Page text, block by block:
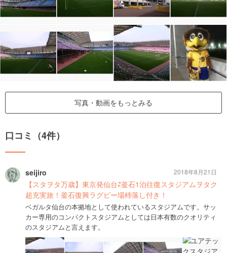
写真・動画をもっとみる
口コミ（4件）
seijiro
【スタヲタ万歳】東京発仙台⇄釜石1泊往復スタジアムヲタク
超充実旅！釜石復興ラグビー場杮落し付き！
ベガルタ仙台の本拠地として使われているスタジアムです。サッ
カー専用のコンパクトスタジアムとしては日本有数のクオリティ
のスタジアムと言えます。
2018年8月21日